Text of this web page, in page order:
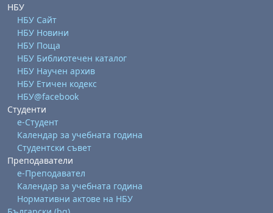
НБУ
НБУ Сайт
НБУ Новини
НБУ Поща
НБУ Библиотечен каталог
НБУ Научен архив
НБУ Етичен кодекс
НБУ@facebook
Студенти
е-Студент
Календар за учебната година
Студентски съвет
Преподаватели
е-Преподавател
Календар за учебната година
Нормативни актове на НБУ